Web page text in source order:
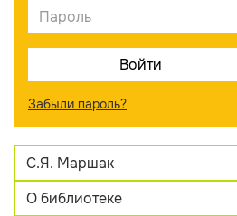
Забыли пароль?
С.Я. Маршак
О библиотеке